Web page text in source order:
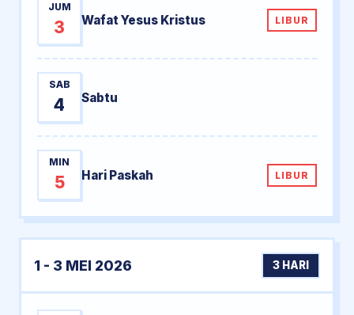
JUM
3 Wafat Yesus Kristus LIBUR
SAB
4 Sabtu
MIN
5 Hari Paskah LIBUR
1 - 3 MEI 2026 3 HARI